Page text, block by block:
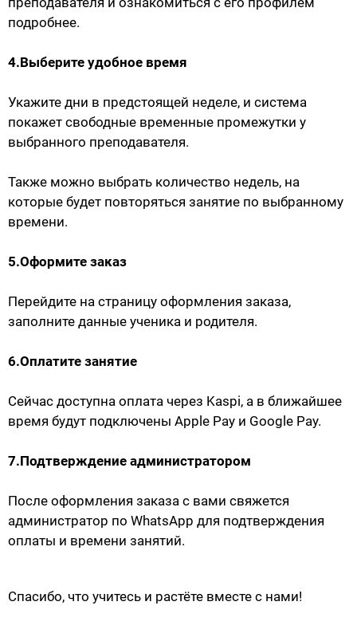
подробнее.
4.Выберите удобное время
Укажите дни в предстоящей неделе, и система
покажет свободные временные промежутки у
выбранного преподавателя.
Также можно выбрать количество недель, на
которые будет повторяться занятие по выбранному
времени.
5.Оформите заказ
Перейдите на страницу оформления заказа,
заполните данные ученика и родителя.
6.Оплатите занятие
Сейчас доступна оплата через Kaspi, а в ближайшее
время будут подключены Apple Pay и Google Pay.
7.Подтверждение администратором
После оформления заказа с вами свяжется
администратор по WhatsApp для подтверждения
оплаты и времени занятий.
Спасибо, что учитесь и растёте вместе с нами!